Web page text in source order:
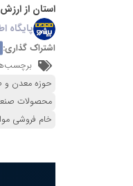
استان از
پایگاه
اشتراک گذاری:
حوزه معدن و
محصولات
خام فروشی